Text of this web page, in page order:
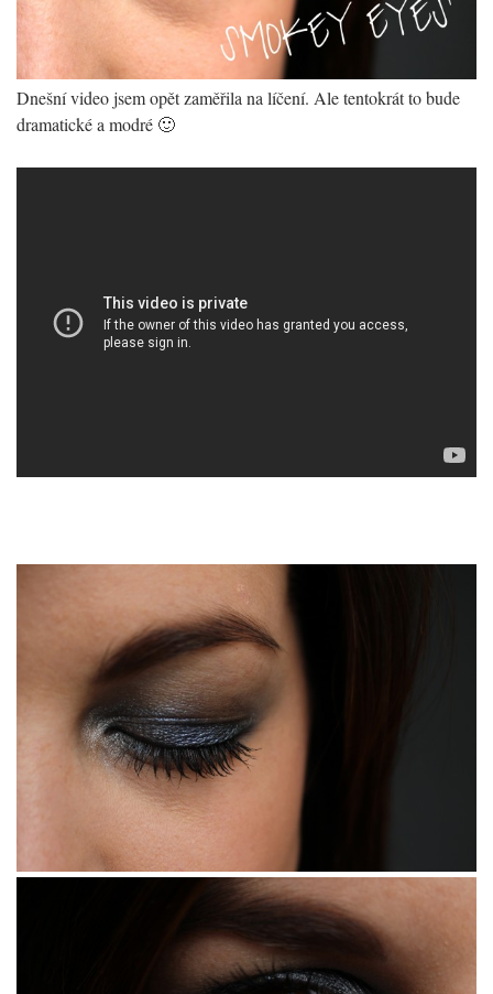
Dnešní video jsem opět zaměřila na líčení. Ale tentokrát to bude
dramatické a modré 🙂